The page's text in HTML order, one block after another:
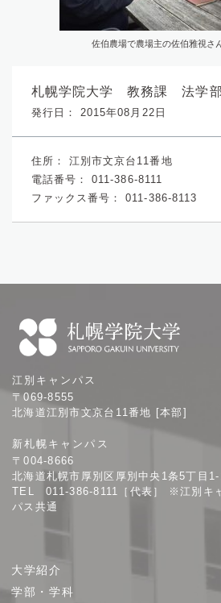
佐伯農場で農場主の佐伯雅視さ
発行日： 2015年08月22日
札幌学院大学 教務課 法学部
住所：
江別市文京台11番地
電話番号：
011-386-8111
ファックス番号：
011-386-8113
幌
学
大
学
江別キャンパス
〒069-8555
北海道江別市文京台11番地 [本部]
新札幌キャンパス
〒004-8666
北海道札幌市厚別区厚別中央1条5丁目
TEL 011-386-8111［代表］ ※江別キ
パス共通
ト
大学紹介
学部・学科